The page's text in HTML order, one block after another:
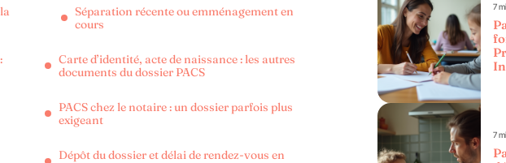
Séparation récente ou emménagement en
cours
Carte d’identité, acte de naissance : les autres
documents du dossier PACS
PACS chez le notaire : un dossier parfois plus
exigeant
Dépôt du dossier et délai de rendez-vous en
7
7